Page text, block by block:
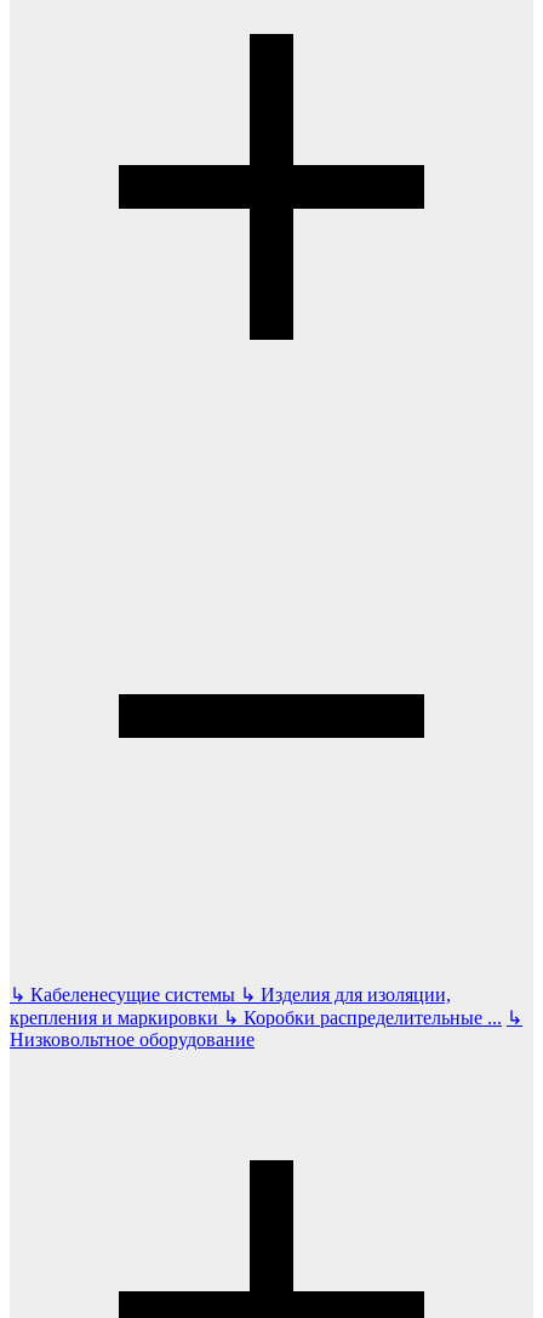
↳ Кабеленесущие системы ↳ Изделия для изоляции,
крепления и маркировки ↳ Коробки распределительные ... ↳
Низковольтное оборудование